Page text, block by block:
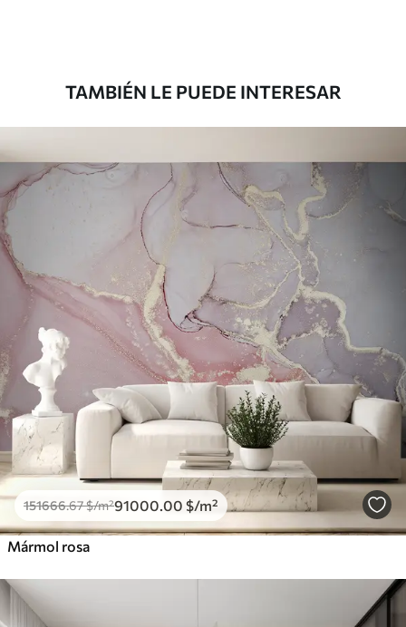
Vinilo Premium
199833.33119900.00$/m²
TAMBIÉN LE PUEDE INTERESAR
151666.67$/m²91000 .00 $/m²
Mármol rosa